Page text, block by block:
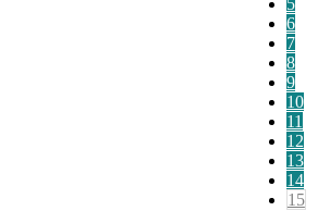
5
6
7
8
9
10
11
12
13
14
15